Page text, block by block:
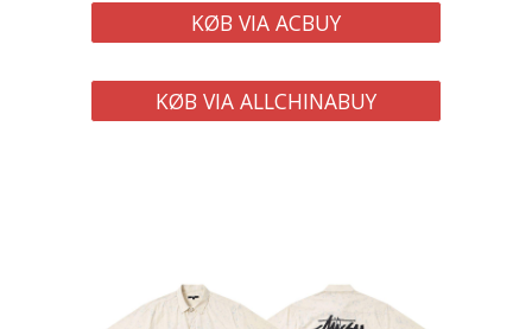
KØB VIA ACBUY
KØB VIA ALLCHINABUY